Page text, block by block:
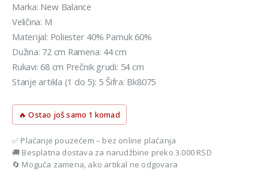
Marka: New Balance
Veličina: M
Materijal: Poliester 40% Pamuk 60%
Dužina: 72 cm Ramena: 44 cm
Rukavi: 68 cm Prečnik grudi: 54 cm
Stanje artikla (1 do 5): 5 Šifra: Bk8075
🔥 Ostao još samo 1 komad
✅ Plaćanje pouzećem – bez online plaćanja
🚚 Besplatna dostava za narudžbine preko 3.000 RSD
🔄 Moguća zamena, ako artikal ne odgovara